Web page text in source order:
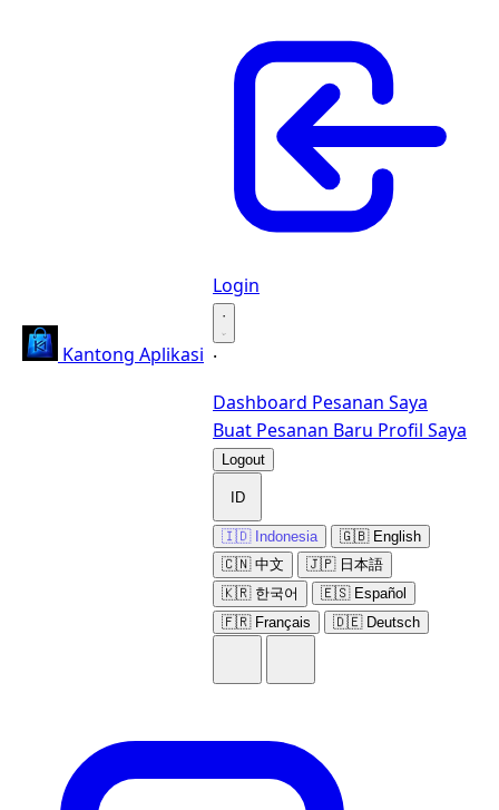
Kantong Aplikasi
Login
·
·
Dashboard Pesanan Saya
Buat Pesanan Baru Profil Saya
Logout
ID
🇮🇩 Indonesia
🇬🇧 English
🇨🇳 中文
🇯🇵 日本語
🇰🇷 한국어
🇪🇸 Español
🇫🇷 Français
🇩🇪 Deutsch